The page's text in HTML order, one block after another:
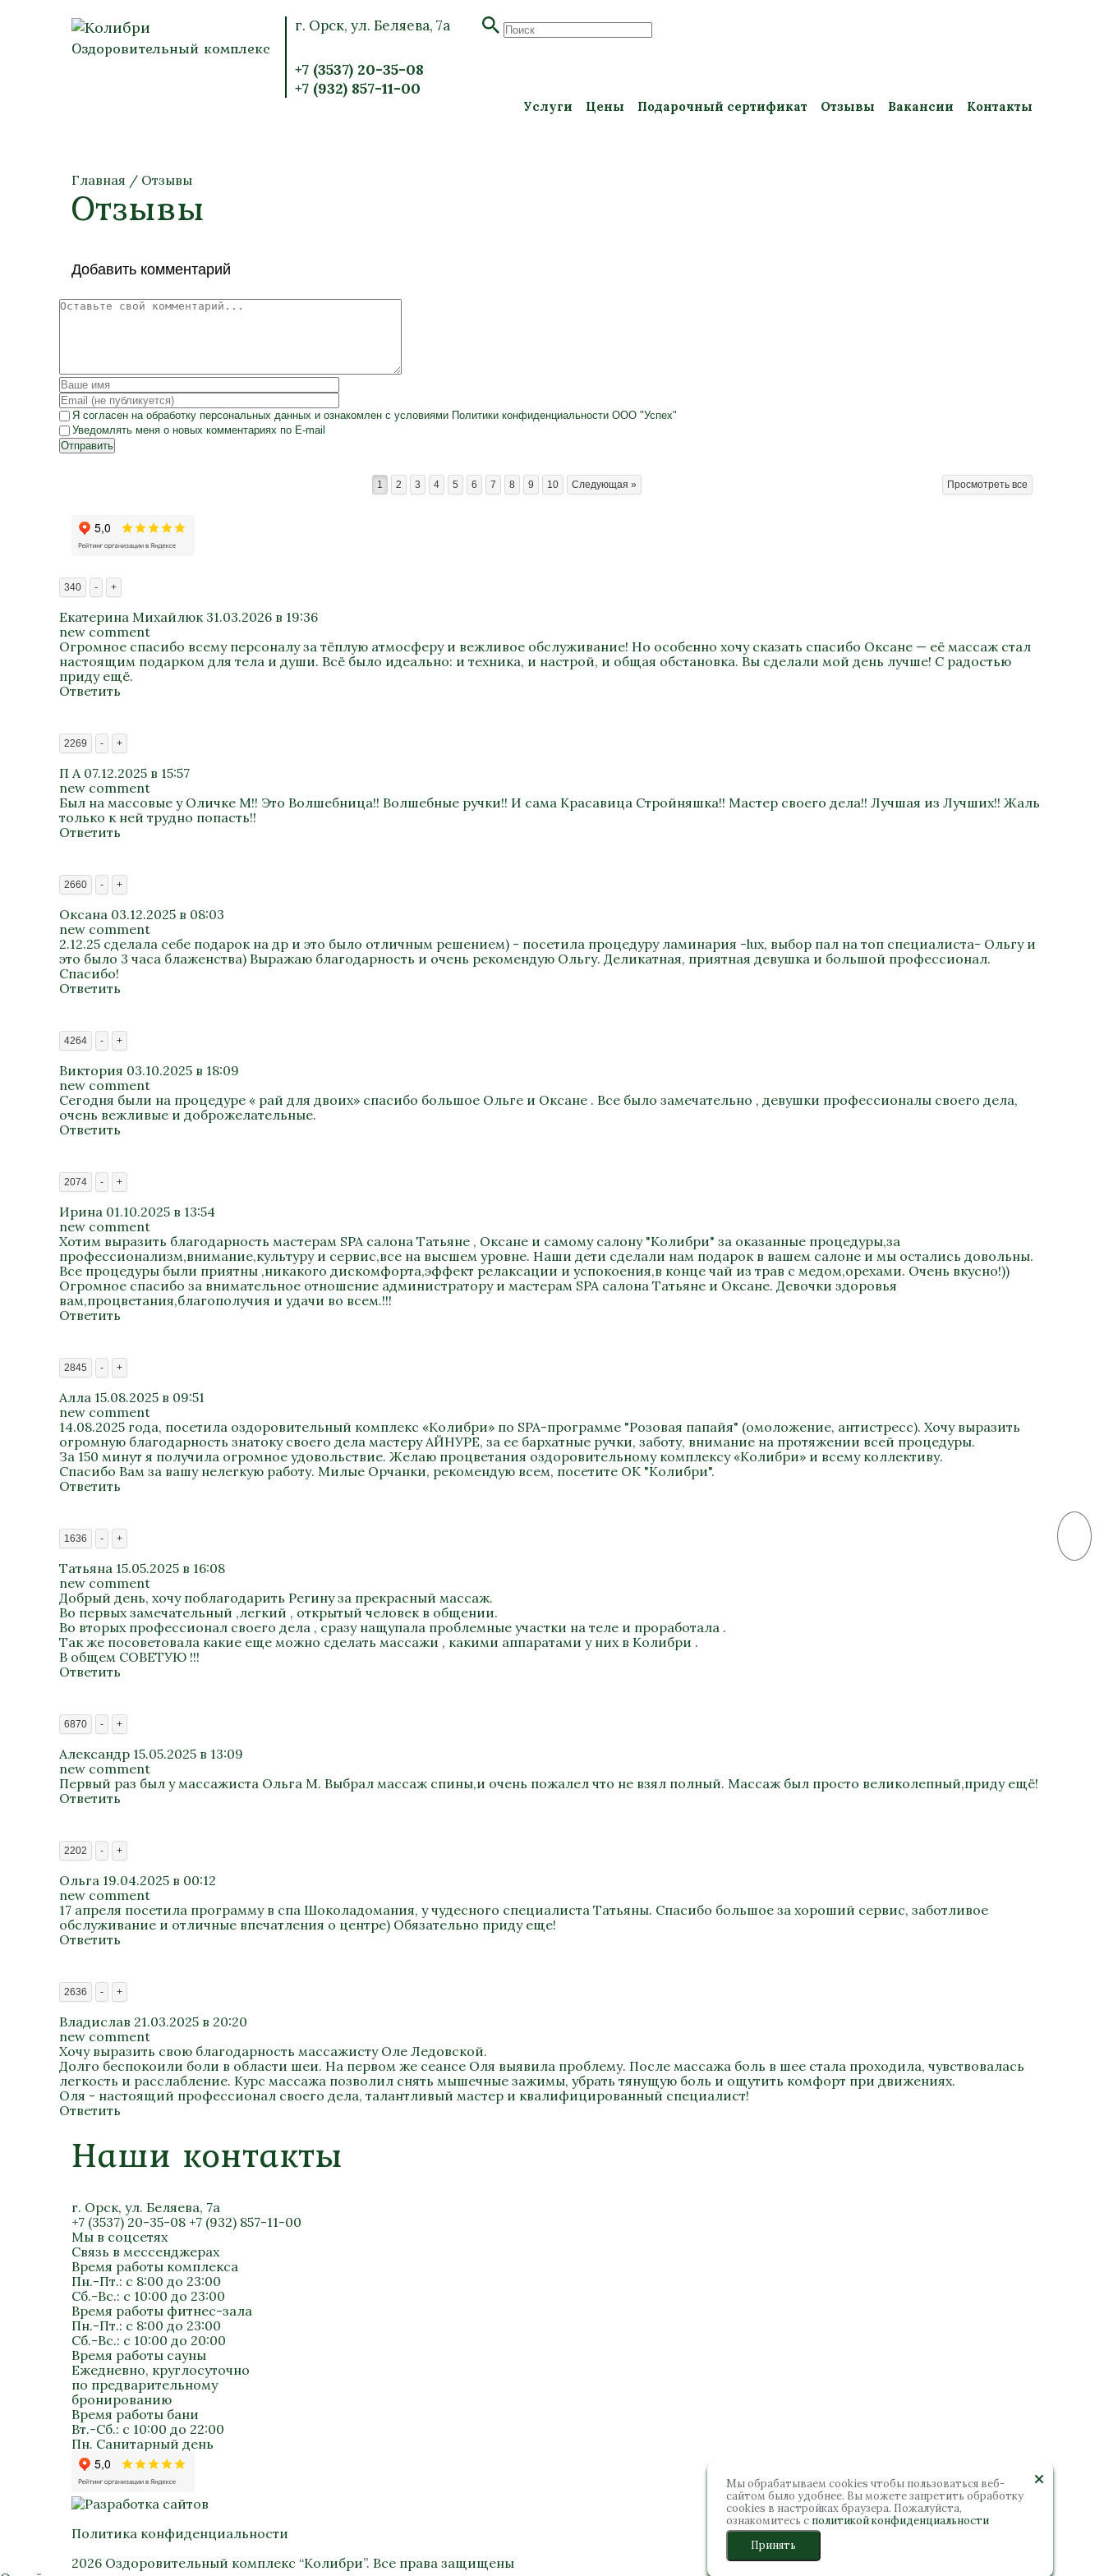
Оздоровительный комплекс
г. Орск, ул. Беляева, 7а
+7 (3537) 20-35-08
+7 (932) 857-11-00
Услуги Цены Подарочный сертификат Отзывы Вакансии Контакты
Главная / Отзывы
Отзывы
Добавить комментарий
Я согласен на обработку персональных данных и ознакомлен с условиями Политики конфиденциальности ООО "Успех"
Уведомлять меня о новых комментариях по E-mail
Отправить
Просмотреть все
1 2 3 4 5 6 7 8 9 10 Следующая »
340 - +
Екатерина Михайлюк 31.03.2026 в 19:36
new comment
Огромное спасибо всему персоналу за тёплую атмосферу и вежливое обслуживание! Но особенно хочу сказать спасибо Оксане — её массаж стал
настоящим подарком для тела и души. Всё было идеально: и техника, и настрой, и общая обстановка. Вы сделали мой день лучше! С радостью
приду ещё.
Ответить
2269 - +
П А 07.12.2025 в 15:57
new comment
Был на массовые у Оличке М!! Это Волшебница!! Волшебные ручки!! И сама Красавица Стройняшка!! Мастер своего дела!! Лучшая из Лучших!! Жаль
только к ней трудно попасть!!
Ответить
2660 - +
Оксана 03.12.2025 в 08:03
new comment
2.12.25 сделала себе подарок на др и это было отличным решением) - посетила процедуру ламинария -lux, выбор пал на топ специалиста- Ольгу и
это было 3 часа блаженства) Выражаю благодарность и очень рекомендую Ольгу. Деликатная, приятная девушка и большой профессионал.
Спасибо!
Ответить
4264 - +
Виктория 03.10.2025 в 18:09
new comment
Сегодня были на процедуре « рай для двоих» спасибо большое Ольге и Оксане . Все было замечательно , девушки профессионалы своего дела,
очень вежливые и доброжелательные.
Ответить
2074 - +
Ирина 01.10.2025 в 13:54
new comment
Хотим выразить благодарность мастерам SPA салона Татьяне , Оксане и самому салону "Колибри" за оказанные процедуры,за
профессионализм,внимание,культуру и сервис,все на высшем уровне. Наши дети сделали нам подарок в вашем салоне и мы остались довольны.
Все процедуры были приятны ,никакого дискомфорта,эффект релаксации и успокоения,в конце чай из трав с медом,орехами. Очень вкусно!))
Огромное спасибо за внимательное отношение администратору и мастерам SPA салона Татьяне и Оксане. Девочки здоровья
вам,процветания,благополучия и удачи во всем.!!!
Ответить
2845 - +
Алла 15.08.2025 в 09:51
new comment
14.08.2025 года, посетила оздоровительный комплекс «Колибри» по SPA-программе "Розовая папайя" (омоложение, антистресс). Хочу выразить
огромную благодарность знатоку своего дела мастеру АЙНУРЕ, за ее бархатные ручки, заботу, внимание на протяжении всей процедуры.
За 150 минут я получила огромное удовольствие. Желаю процветания оздоровительному комплексу «Колибри» и всему коллективу.
Спасибо Вам за вашу нелегкую работу. Милые Орчанки, рекомендую всем, посетите ОК "Колибри".
Ответить
1636 - +
Татьяна 15.05.2025 в 16:08
new comment
Добрый день, хочу поблагодарить Регину за прекрасный массаж.
Во первых замечательный ,легкий , открытый человек в общении.
Во вторых профессионал своего дела , сразу нащупала проблемные участки на теле и проработала .
Так же посоветовала какие еще можно сделать массажи , какими аппаратами у них в Колибри .
В общем СОВЕТУЮ !!!
Ответить
6870 - +
Александр 15.05.2025 в 13:09
new comment
Первый раз был у массажиста Ольга М. Выбрал массаж спины,и очень пожалел что не взял полный. Массаж был просто великолепный,приду ещё!
Ответить
2202 - +
Ольга 19.04.2025 в 00:12
new comment
17 апреля посетила программу в спа Шоколадомания, у чудесного специалиста Татьяны. Спасибо большое за хороший сервис, заботливое
обслуживание и отличные впечатления о центре) Обязательно приду еще!
Ответить
2636 - +
Владислав 21.03.2025 в 20:20
new comment
Хочу выразить свою благодарность массажисту Оле Ледовской.
Долго беспокоили боли в области шеи. На первом же сеансе Оля выявила проблему. После массажа боль в шее стала проходила, чувствовалась
легкость и расслабление. Курс массажа позволил снять мышечные зажимы, убрать тянущую боль и ощутить комфорт при движениях.
Оля - настоящий профессионал своего дела, талантливый мастер и квалифицированный специалист!
Ответить
Наши контакты
г. Орск, ул. Беляева, 7а
+7 (3537) 20-35-08 +7 (932) 857-11-00
Мы в соцсетях
Связь в мессенджерах
Время работы комплекса
Пн.-Пт.: с 8:00 до 23:00
Сб.-Вс.: с 10:00 до 23:00
Время работы фитнес-зала
Пн.-Пт.: с 8:00 до 23:00
Сб.-Вс.: с 10:00 до 20:00
Время работы сауны
Ежедневно, круглосуточно
по предварительному
бронированию
Время работы бани
Вт.-Сб.: с 10:00 до 22:00
Пн. Санитарный день
Политика конфиденциальности
2026 Оздоровительный комплекс “Колибри”. Все права защищены
Мы обрабатываем cookies чтобы пользоваться веб-
сайтом было удобнее. Вы можете запретить обработку
сookies в настройках браузера. Пожалуйста,
ознакомитесь с политикой конфиденциальности
Принять